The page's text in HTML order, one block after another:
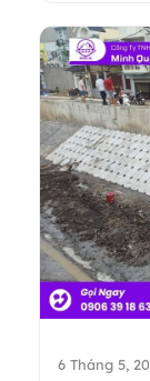
6 Tháng 5,